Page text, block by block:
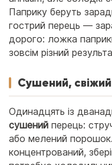
Паприку беруть
гострий перець —
дорого: ложка
зовсім різний
Сушений,
Одинадцять із
сушений перець:
або мелений
концентрований,